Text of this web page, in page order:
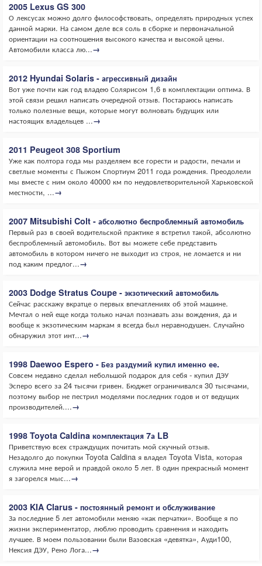
2005 Lexus GS 300
О лексусах можно долго философствовать, определять природных успех
данной марки. На самом деле вся соль в сборке и первоначальной
ориентации на соотношения высокого качества и высокой цены.
Автомобили класса лю...→
2012 Hyundai Solaris - агрессивный дизайн
Вот уже почти как год владею Солярисом 1,6 в комплектации оптима. В
этой связи решил написать очередной отзыв. Постараюсь написать
только полезные вещи, которые могут волновать будущих или
настоящих владельцев ...→
2011 Peugeot 308 Sportium
Уже как полтора года мы разделяем все горести и радости, печали и
светлые моменты с Пыжом Спортиум 2011 года рождения. Преодолели
мы вместе с ним около 40000 км по неудовлетворительной Харьковской
местности, ...→
2007 Mitsubishi Colt - абсолютно беспроблемный автомобиль
Первый раз в своей водительской практике я встретил такой, абсолютно
беспроблемный автомобиль. Вот вы можете себе представить
автомобиль в котором ничего не выходит из строя, не ломается и ни
под каким предлог...→
2003 Dodge Stratus Coupe - экзотический автомобиль
Сейчас расскажу вкратце о первых впечатлениях об этой машине.
Мечтал о ней еще когда только начал познавать азы вождения, да и
вообще к экзотическим маркам я всегда был неравнодушен. Случайно
обнаружил этот инт...→
1998 Daewoo Espero - Без раздумий купил именно ее.
Совсем недавно сделал небольшой подарок для себя - купил ДЭУ
Эсперо всего за 24 тысячи гривен. Бюджет ограничивался 30 тысячами,
поэтому выбор не пестрил моделями последних годов и от ведущих
производителей....→
1998 Toyota Caldina комплектация 7а LB
Приветствую всех страждущих почитать мой скучный отзыв.
Незадолго до покупки Toyota Caldina я владел Toyota Vista, которая
служила мне верой и правдой около 5 лет. В один прекрасный момент
я загорелся мыс...→
2003 KIA Clarus - постоянный ремонт и обслуживание
За последние 5 лет автомобили меняю «как перчатки». Вообще я по
жизни экспериментатор, люблю проводить сравнения и находить
лучшее. В моем пользовании были Вазовская «девятка», Ауди100,
Нексия ДЭУ, Рено Лога...→